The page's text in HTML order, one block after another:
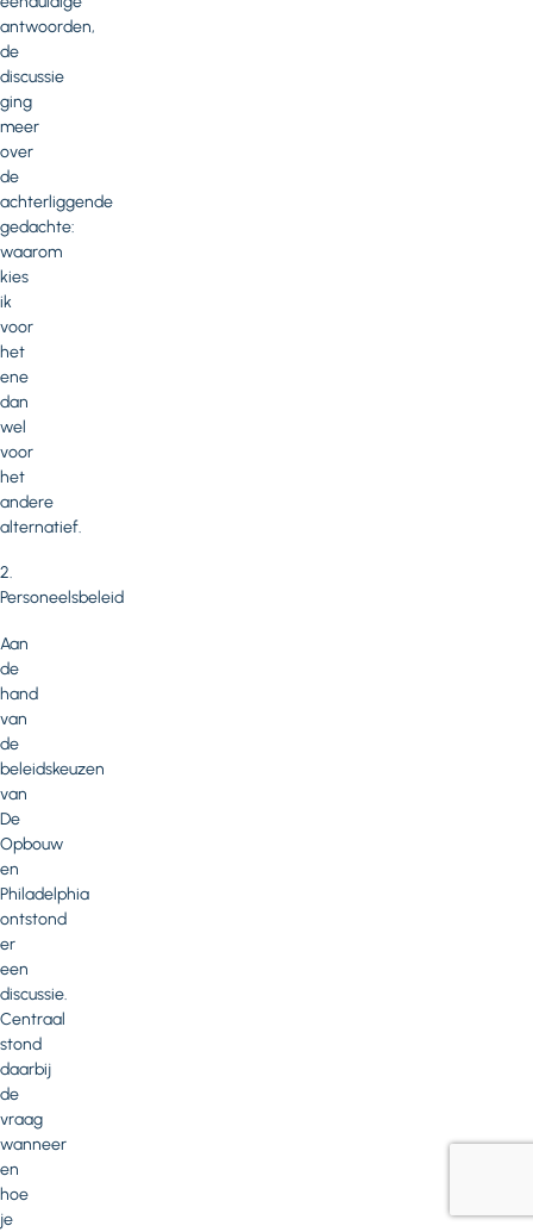
antwoorden,
de
discussie
ging
meer
over
de
achterliggende
gedachte:
waarom
kies
ik
voor
het
ene
dan
wel
voor
het
andere
alternatief.
2.
Personeelsbeleid
Aan
de
hand
van
de
beleidskeuzen
van
De
Opbouw
en
Philadelphia
ontstond
er
een
discussie.
Centraal
stond
daarbij
de
vraag
wanneer
en
hoe
je